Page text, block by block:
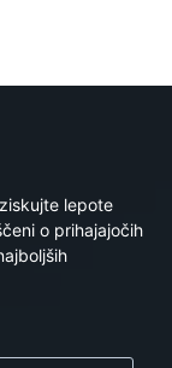
lepote
o prihajajočih